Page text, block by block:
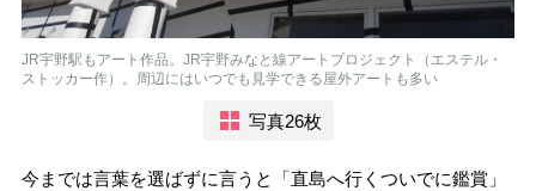
JR宇野駅もアート作品。JR宇野みなと線アートプロジェクト（エステル・
ストッカー作）。周辺にはいつでも見学できる屋外アートも多い
写真26枚
今までは言葉を選ばずに言うと「直島へ行くついでに鑑賞」